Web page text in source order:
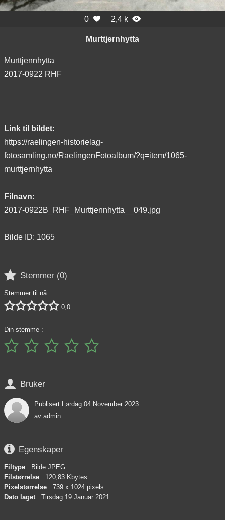
0  2,4 k 
Murttjernhytta
Murttjennhytta
2017-0922 RHF
Link til bildet:
https://raelingen-historielag-
fotosamling.no/RaelingenFotoalbum/?q=item/1065-
murttjernhytta
Filnavn:
2017-0922B_RHF_Murttjennhytta__049.jpg
Bilde ID: 1065
 Stemmer (0)
Stemmer til nå :
 0,0
Din stemme :
    
 Bruker
Publisert Lørdag 04 November 2023
av admin
 Egenskaper
Filtype : Bilde JPEG
Filstørrelse : 120,83 Kbytes
Pixelstørrelse : 739 x 1024 pixels
Dato laget : Tirsdag 19 Januar 2021